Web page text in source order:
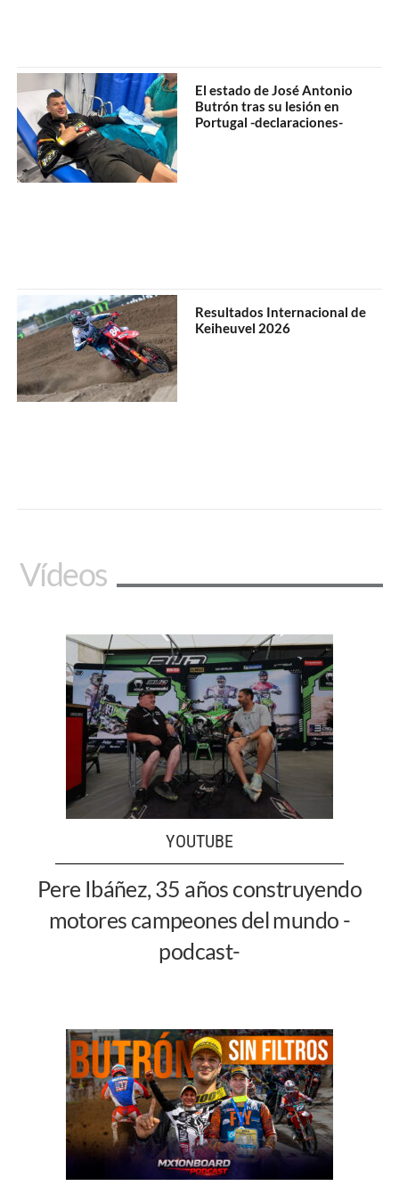
El estado de José Antonio
Butrón tras su lesión en
Portugal -declaraciones-
Resultados Internacional de
Keiheuvel 2026
Vídeos
YOUTUBE
Pere Ibáñez, 35 años construyendo
motores campeones del mundo -
podcast-